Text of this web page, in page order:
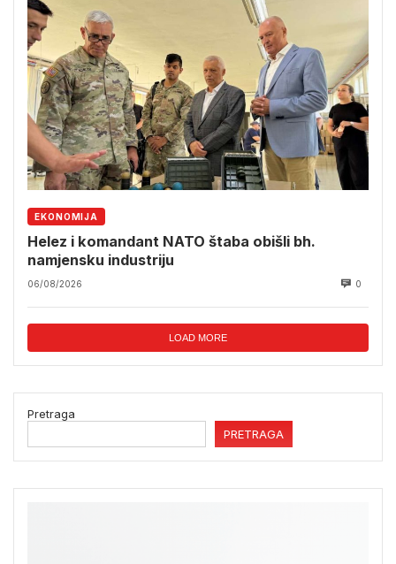
EKONOMIJA
Helez i komandant NATO štaba obišli bh.
namjensku industriju
06/08/2026 0
LOAD MORE
Pretraga
PRETRAGA